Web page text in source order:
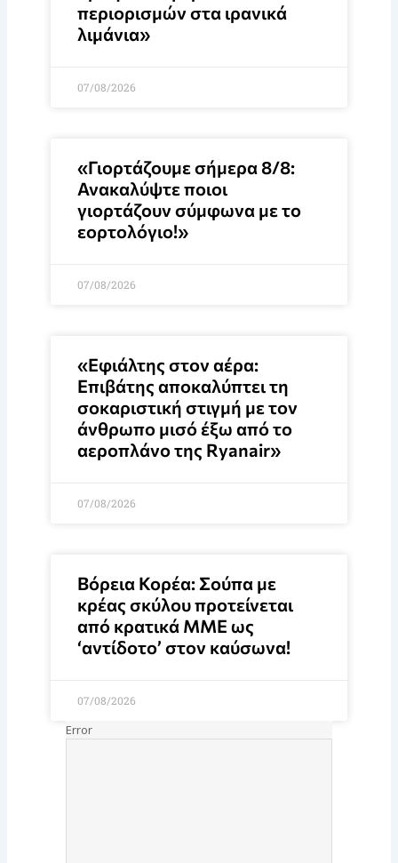
περιορισμών στα ιρανικά
λιμάνια»
07/08/2026
«Γιορτάζουμε σήμερα 8/8:
Ανακαλύψτε ποιοι
γιορτάζουν σύμφωνα με το
εορτολόγιο!»
07/08/2026
«Εφιάλτης στον αέρα:
Επιβάτης αποκαλύπτει τη
σοκαριστική στιγμή με τον
άνθρωπο μισό έξω από το
αεροπλάνο της Ryanair»
07/08/2026
Βόρεια Κορέα: Σούπα με
κρέας σκύλου προτείνεται
από κρατικά ΜΜΕ ως
‘αντίδοτο’ στον καύσωνα!
07/08/2026